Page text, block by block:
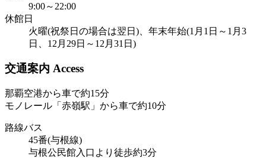
9:00～22:00
休館日
火曜(祝祭日の場合は翌日)、年末年始(1月1日～1月3
日、12月29日～12月31日)
交通案内 Access
那覇空港から車で約15分
モノレール「赤嶺駅」から車で約10分
路線バス
45番(与根線)
与根公民館入口より徒歩約3分